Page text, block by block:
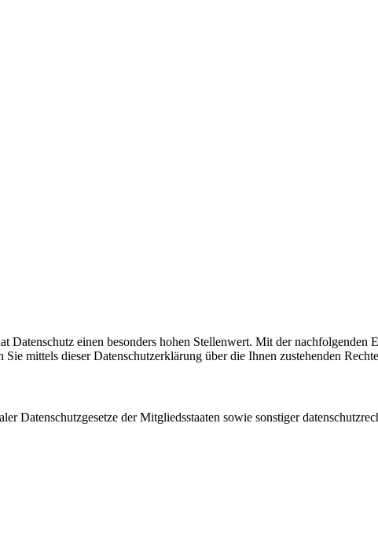
Datenschutz einen besonders hohen Stellenwert. Mit der
mittels dieser Datenschutzerklärung über die Ihnen zustehenden
Datenschutzgesetze der Mitgliedsstaaten sowie sonstiger